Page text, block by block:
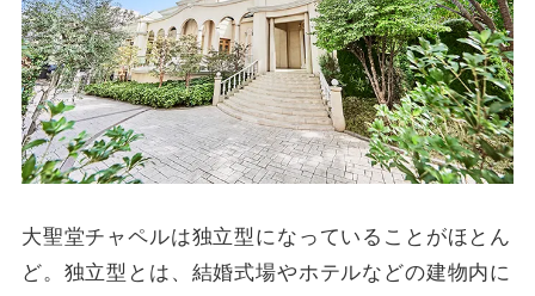
大聖堂チャペルは独立型になっていることがほとん
ど。独立型とは、結婚式場やホテルなどの建物内に